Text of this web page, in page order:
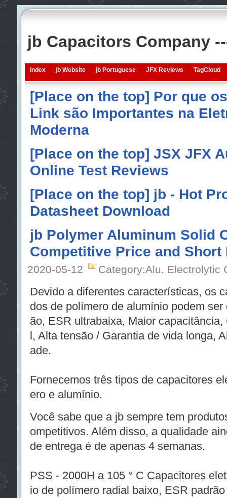
jb Capacitors Company
Index jb Website jb Portuguese JFX Reviews TagCloud
[Place on the top] Por que
Link são Importantes na
Moderna
[Place on the top] JSX JFX
Online Test Reviews
[Place on the top] jb - Hot
Datasheet Download
jb Polymer Aluminum Solid
Competitive Price and Short
2020-05-12 Category:Alu. Electrolytic
Devido a diferentes características, os
dos de polímero de alumínio podem
ão, ESR ultrabaixa, Maior
l, Alta tensão / Garantia de vida longa,
ade.
Fornecemos três tipos de capacitores
ero e alumínio.
Você sabe que a jb sempre tem
ompetitivos. Além disso, a qualidade
de entrega é de apenas 4 semanas.
PSS - 2000H a 105 ° C Capacitores
io de polímero radial baixo, ESR padrão